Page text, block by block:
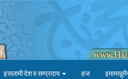
इसलामी देश व सम्प्रदाय हज